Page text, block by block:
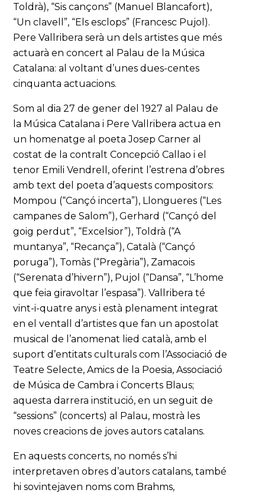
Toldrà), “Sis cançons” (Manuel Blancafort),
“Un clavell”, “Els esclops” (Francesc Pujol).
Pere Vallribera serà un dels artistes que més
actuarà en concert al Palau de la Música
Catalana: al voltant d’unes dues-centes
cinquanta actuacions.
Som al dia 27 de gener del 1927 al Palau de
la Música Catalana i Pere Vallribera actua en
un homenatge al poeta Josep Carner al
costat de la contralt Concepció Callao i el
tenor Emili Vendrell, oferint l’estrena d’obres
amb text del poeta d’aquests compositors:
Mompou (“Cançó incerta”), Llongueres (“Les
campanes de Salom”), Gerhard (“Cançó del
goig perdut”, “Excelsior”), Toldrà (“A
muntanya”, “Recança”), Català (“Cançó
poruga”), Tomàs (“Pregària”), Zamacois
(“Serenata d’hivern”), Pujol (“Dansa”, “L’home
que feia giravoltar l’espasa”). Vallribera té
vint-i-quatre anys i està plenament integrat
en el ventall d’artistes que fan un apostolat
musical de l’anomenat lied català, amb el
suport d’entitats culturals com l’Associació de
Teatre Selecte, Amics de la Poesia, Associació
de Música de Cambra i Concerts Blaus;
aquesta darrera institució, en un seguit de
“sessions” (concerts) al Palau, mostrà les
noves creacions de joves autors catalans.
En aquests concerts, no només s’hi
interpretaven obres d’autors catalans, també
hi sovintejaven noms com Brahms,